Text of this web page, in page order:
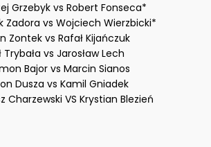
Grzebyk vs Robert Fonseca*
Zadora vs Wojciech Wierzbicki*
Zontek vs Rafał Kijańczuk
Trybała vs Jarosław Lech
Bajor vs Marcin Sianos
Dusza vs Kamil Gniadek
Charzewski VS Krystian Blezień